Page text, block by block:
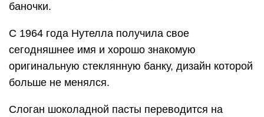
баночки.
С 1964 года Нутелла получила свое
сегодняшнее имя и хорошо знакомую
оригинальную стеклянную банку, дизайн которой
больше не менялся.
Слоган шоколадной пасты переводится на